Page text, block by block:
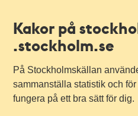
Kakor på
.stockholm.se
På Stockholmskällan
sammanställa statistik och
fungera på ett bra sätt för dig.